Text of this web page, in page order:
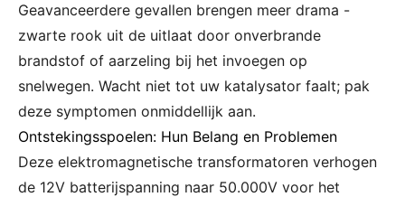
Geavanceerdere gevallen brengen meer drama -
zwarte rook uit de uitlaat door onverbrande
brandstof of aarzeling bij het invoegen op
snelwegen. Wacht niet tot uw katalysator faalt; pak
deze symptomen onmiddellijk aan.
Ontstekingsspoelen: Hun Belang en Problemen
Deze elektromagnetische transformatoren verhogen
de 12V batterijspanning naar 50.000V voor het